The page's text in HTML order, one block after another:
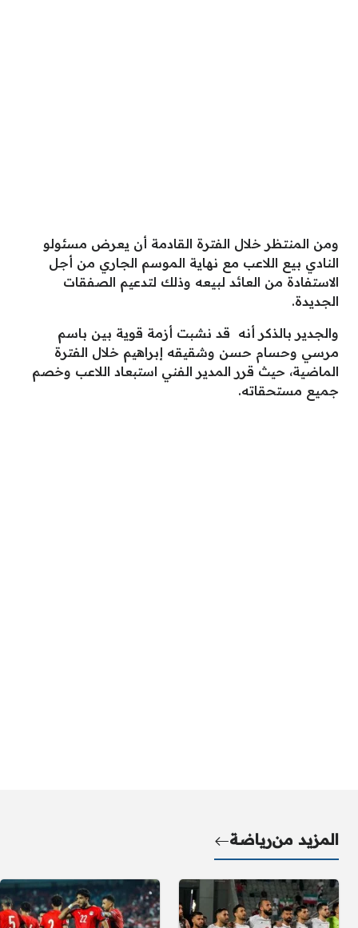
ومن المنتظر خلال الفترة القادمة أن يعرض مسئولو
النادي بيع اللاعب مع نهاية الموسم الجاري من أجل
الاستفادة من العائد لبيعه وذلك لتدعيم الصفقات
الجديدة.
والجدير بالذكر أنه قد نشبت أزمة قوية بين باسم
مرسي وحسام حسن وشقيقه إبراهيم خلال الفترة
الماضية، حيث قرر المدير الفني استبعاد اللاعب وخصم
جميع مستحقاته.
المزيد منرياضة